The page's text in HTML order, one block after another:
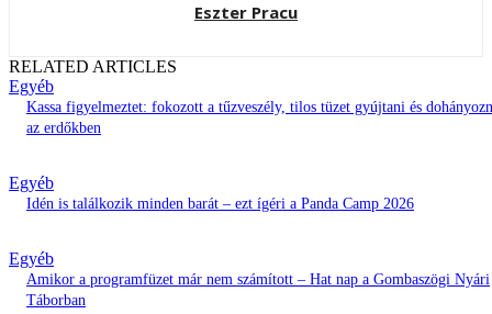
Eszter Pracu
RELATED ARTICLES
Egyéb
Kassa figyelmeztet: fokozott a tűzveszély, tilos tüzet gyújtani és
az erdőkben
Egyéb
Idén is találkozik minden barát – ezt ígéri a Panda Camp 2026
Egyéb
Amikor a programfüzet már nem számított – Hat nap a Gombaszögi Nyári
Táborban